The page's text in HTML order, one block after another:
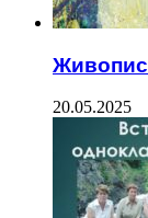
20.05.2025